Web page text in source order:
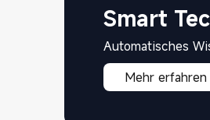
Smart
Automatisches
Mehr erfahren